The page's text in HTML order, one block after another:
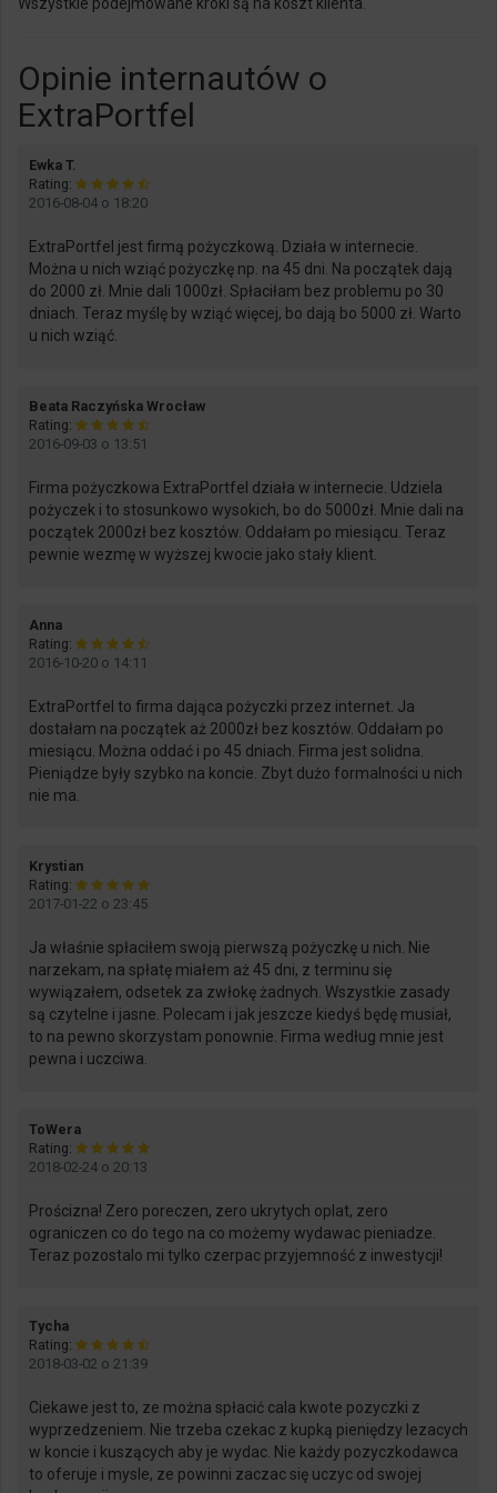
Opinie internautów o
ExtraPortfel
Ewka T.
Rating:
2016-08-04 o 18:20
ExtraPortfel jest firmą pożyczkową. Działa w internecie.
Można u nich wziąć pożyczkę np. na 45 dni. Na początek dają
do 2000 zł. Mnie dali 1000zł. Spłaciłam bez problemu po 30
dniach. Teraz myślę by wziąć więcej, bo dają bo 5000 zł. Warto
u nich wziąć.
Beata Raczyńska Wrocławsays:
Rating:
2016-09-03 o 13:51
Firma pożyczkowa ExtraPortfel działa w internecie. Udziela
pożyczek i to stosunkowo wysokich, bo do 5000zł. Mnie dali na
początek 2000zł bez kosztów. Oddałam po miesiącu. Teraz
pewnie wezmę w wyższej kwocie jako stały klient.
Annasays:
Rating:
2016-10-20 o 14:11
ExtraPortfel to firma dająca pożyczki przez internet. Ja
dostałam na początek aż 2000zł bez kosztów. Oddałam po
miesiącu. Można oddać i po 45 dniach. Firma jest solidna.
Pieniądze były szybko na koncie. Zbyt dużo formalności u nich
nie ma.
Krystiansays:
Rating:
2017-01-22 o 23:45
Ja właśnie spłaciłem swoją pierwszą pożyczkę u nich. Nie
narzekam, na spłatę miałem aż 45 dni, z terminu się
wywiązałem, odsetek za zwłokę żadnych. Wszystkie zasady
są czytelne i jasne. Polecam i jak jeszcze kiedyś będę musiał,
to na pewno skorzystam ponownie. Firma według mnie jest
pewna i uczciwa.
ToWerasays:
Rating:
2018-02-24 o 20:13
Prościzna! Zero poreczen, zero ukrytych oplat, zero
ograniczen co do tego na co możemy wydawac pieniadze.
Teraz pozostalo mi tylko czerpac przyjemność z inwestycji!
Tychasays:
Rating:
2018-03-02 o 21:39
Ciekawe jest to, ze można spłacić cala kwote pozyczki z
wyprzedzeniem. Nie trzeba czekac z kupką pieniędzy lezacych
w koncie i kuszących aby je wydac. Nie każdy pozyczkodawca
to oferuje i mysle, ze powinni zaczac się uczyc od swojej